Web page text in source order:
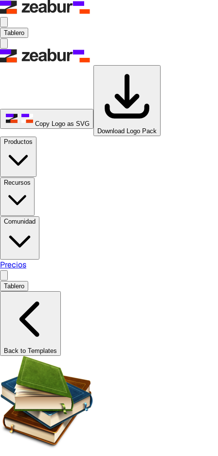
Tablero
Copy Logo as SVG
Download Logo Pack
Productos
Recursos
Comunidad
Precios
Tablero
Back to Templates